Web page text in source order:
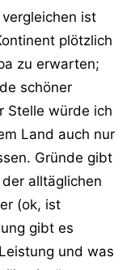
ist
plötzlich
zu erwarten;
schöner
Stelle würde ich
Land auch nur
Gründe gibt
alltäglichen
(ok, ist
gibt es
und was